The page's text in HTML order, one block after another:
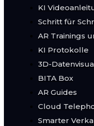
KI
Schritt für
AR Trainings
KI Protokolle
3D-
BITA Box
AR Guides
Cloud
Smarter